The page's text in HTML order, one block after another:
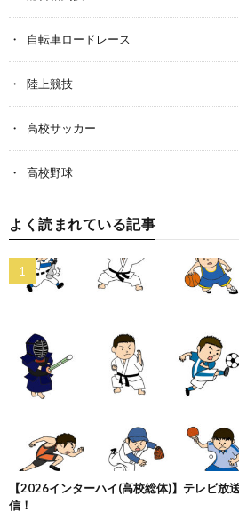
自転車ロードレース
陸上競技
高校サッカー
高校野球
よく読まれている記事
【2026インターハイ(高校総体)】テレビ放
信！